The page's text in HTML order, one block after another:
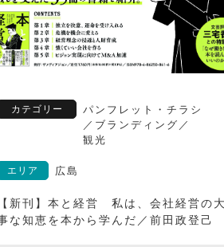
カテゴリー
パンフレット・チラシ
／ブランディング
観光
エリア 広島
夏に読みたくなる観光情報誌「るるぶ
FREE夏/秋号」